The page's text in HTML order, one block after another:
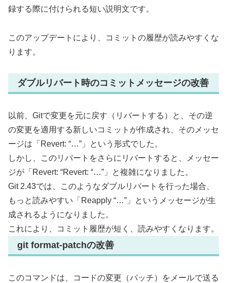
録する際に付けられる短い説明文です。
このアップデートにより、コミットの履歴が読みやすくな
ります。
ダブルリバート時のコミットメッセージの改善
以前、Gitで変更を元に戻す（リバートする）と、その逆
の変更を適用する新しいコミットが作成され、そのメッセ
ージは「Revert: “…”」という形式でした。
しかし、このリバートをさらにリバートすると、メッセー
ジが「Revert: “Revert: “…”」と複雑になりました。
Git 2.43では、このようなダブルリバートを行った場合、
もっと読みやすい「Reapply “…”」というメッセージが生
成されるようになりました。
これにより、コミット履歴が短く、読みやすくなります。
git format-patchの改善
このコマンドは、コードの変更（パッチ）をメールで送る